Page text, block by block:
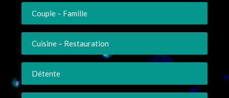
Couple – Famille
Cuisine – Restauration
Détente